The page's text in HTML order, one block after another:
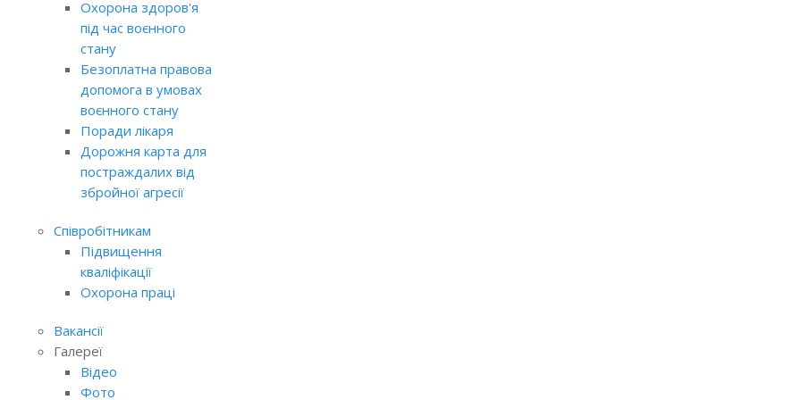
Охорона здоров'я
під час воєнного
стану
Безоплатна правова
допомога в умовах
воєнного стану
Поради лікаря
Дорожня карта для
постраждалих від
збройної агресії
Співробітникам
Підвищення
кваліфікації
Охорона праці
Вакансії
Галереї
Відео
Фото